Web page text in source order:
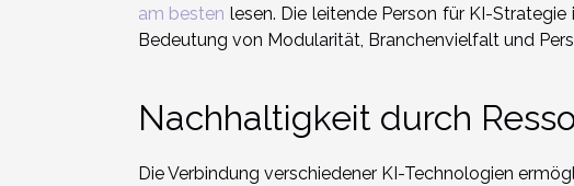
am besten lesen. Die leitende Person für KI-
Bedeutung von Modularität, Branchenvielfalt und
Nachhaltigkeit durch
Die Verbindung verschiedener KI-Technologien